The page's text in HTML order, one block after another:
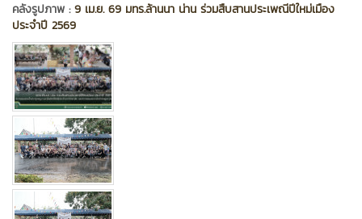
คลังรูปภาพ :9 เม.ย. 69 มทร.ล้านนา น่าน ร่วมสืบสานประเพณีปีใหม่เมือง
ประจำปี 2569